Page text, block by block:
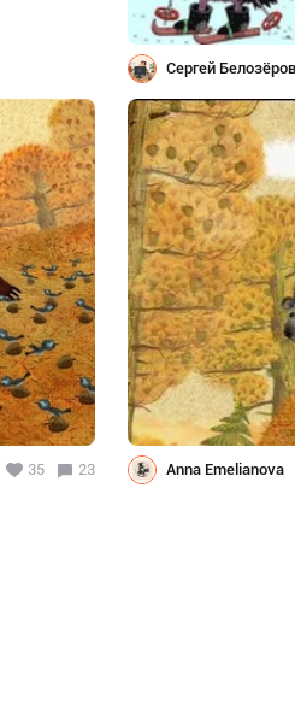
Сергей Белозёров
35 23 Anna Emelianova